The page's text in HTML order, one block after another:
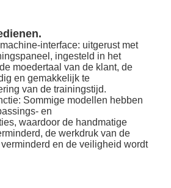
interface: uitgerust met
ingesteld in het
moedertaal van de klant, de
en gemakkelijk te
van de trainingstijd.
Sommige modellen hebben
en
waardoor de handmatige
de werkdruk van de
en de veiligheid wordt